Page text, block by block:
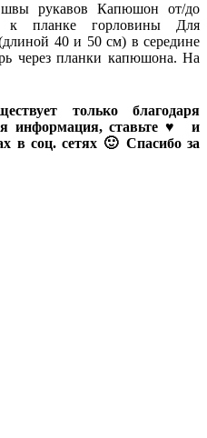
рукавов Капюшон от/до
к планке горловины Для
40 и 50 см) в середине
через планки капюшона. На
только благодаря
информация, ставьте ♥ и
в соц. сетях 🙂 Спасибо за